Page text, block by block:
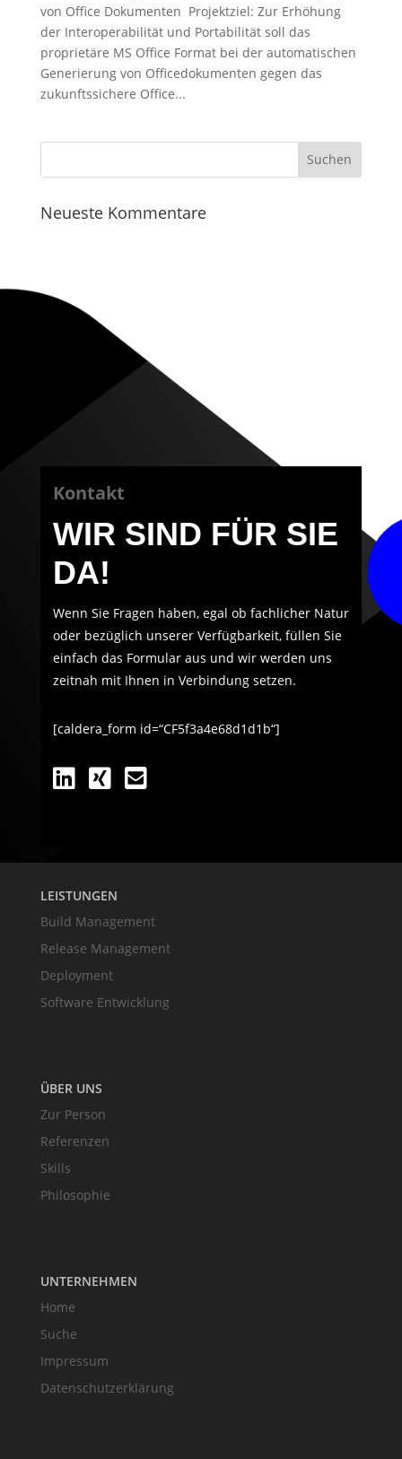
von Office Dokumenten Projektziel: Zur Erhöhung
der Interoperabilität und Portabilität soll das
proprietäre MS Office Format bei der automatischen
Generierung von Officedokumenten gegen das
zukunftssichere Office...
Neueste Kommentare
Kontakt
WIR SIND FÜR SIE
DA!
Wenn Sie Fragen haben, egal ob fachlicher Natur
oder bezüglich unserer Verfügbarkeit, füllen Sie
einfach das Formular aus und wir werden uns
zeitnah mit Ihnen in Verbindung setzen.
[caldera_form id=“CF5f3a4e68d1d1b“]
LEISTUNGEN
Build Management
Release Management
Deployment
Software Entwicklung
ÜBER UNS
Zur Person
Referenzen
Skills
Philosophie
UNTERNEHMEN
Home
Suche
Impressum
Datenschutzerklärung